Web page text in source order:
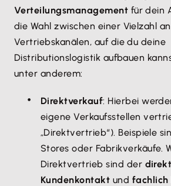
Verteilungsmanagement für dein
die Wahl zwischen einer Vielzahl an
Vertriebskanälen, auf die du deine
Distributionslogistik aufbauen
unter anderem:
Direktverkauf: Hierbei
eigene Verkaufsstellen
„Direktvertrieb“). Beispiele
Stores oder Fabrikverkäufe.
Direktvertrieb sind der
Kundenkontakt und fachlich